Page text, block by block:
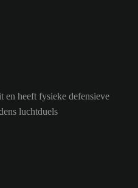
en heeft fysieke defensieve
luchtduels